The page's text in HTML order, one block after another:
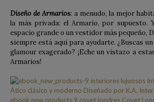
Diseño de Armarios: a menudo, la mejor
la más privada: el Armario, por supuesto.
espacio grande o un vestidor más pequeño,
siempre está aquí para ayudarte. ¿Buscas
glamour exagerado? ¡Eche un vistazo a
Armarios!